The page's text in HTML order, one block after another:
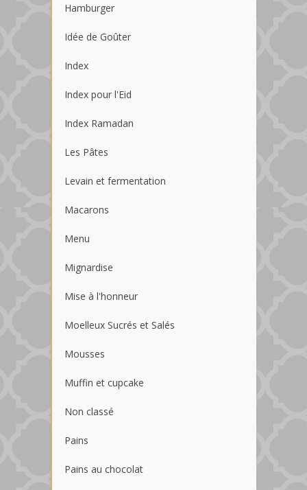
Hamburger
Idée de Goûter
Index
Index pour l'Eid
Index Ramadan
Les Pâtes
Levain et fermentation
Macarons
Menu
Mignardise
Mise à l'honneur
Moelleux Sucrés et Salés
Mousses
Muffin et cupcake
Non classé
Pains
Pains au chocolat